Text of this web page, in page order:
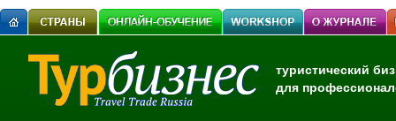
туристический
для